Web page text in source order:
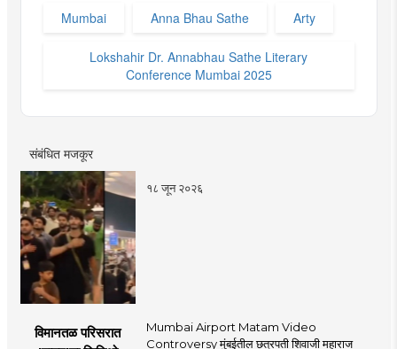
Mumbai Anna Bhau Sathe Arty
Lokshahir Dr. Annabhau Sathe Literary
Conference Mumbai 2025
संबंधित मजकूर
१८ जून २०२६
विमानतळ परिसरात
Mumbai Airport Matam Video
Controversy मुंबईतील छत्रपती शिवाजी महाराज